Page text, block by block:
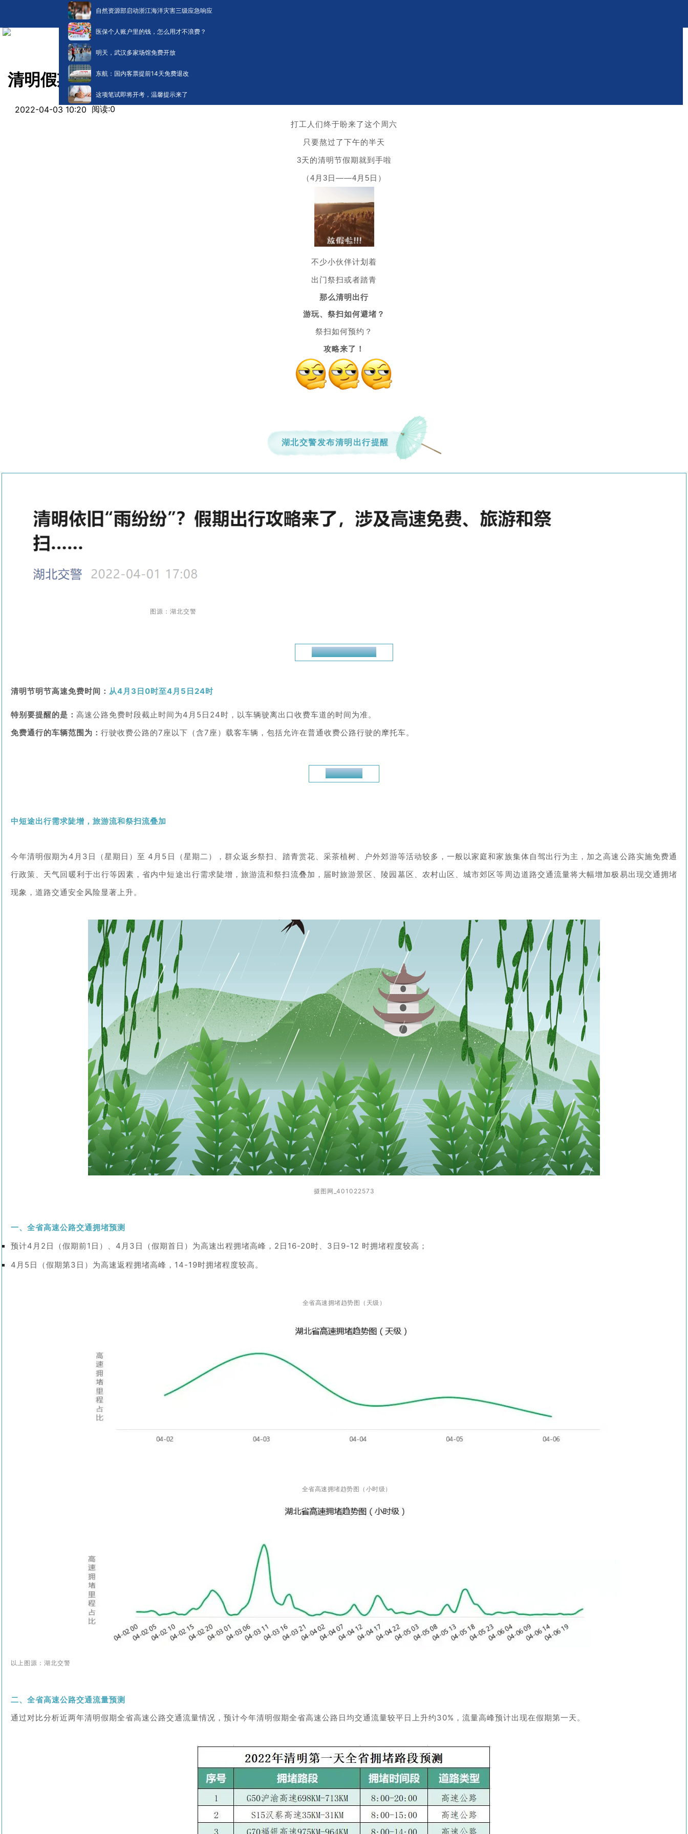
自然资源部启动浙江海洋灾害三级应急响应
医保个人账户里的钱，怎么用才不浪费？
明天，武汉多家场馆免费开放
东航：国内客票提前14天免费退改
这项笔试即将开考，温馨提示来了
清明假期“避堵”攻略来了！
2022-04-03 10:20 阅读:0
打工人们终于盼来了这个周六
只要熬过了下午的半天
3天的清明节假期就到手啦
（4月3日——4月5日）
不少小伙伴计划着
出门祭扫或者踏青
那么清明出行
游玩、祭扫如何避堵？
祭扫如何预约？
攻略来了！
湖北交警发布清明出行提醒
图源：湖北交警
清明节高速免费
清明节明节高速免费时间： 从4月3日0时至4月5日24时
特别要提醒的是： 高速公路免费时段截止时间为4月5日24时，以车辆驶离出口收费车道的时间为准。
免费通行的车辆范围为： 行驶收费公路的7座以下（含7座）载客车辆，包括允许在普通收费公路行驶的摩托车。
通行预判
中短途出行需求陡增， 旅游流和祭扫流叠加
今年清明假期为4月3日（星期日）至 4月5日（星期二），群众返乡祭扫、踏青赏花、采茶植树、户外郊游等活动较多，一般以家庭和家族集体自驾出行为主，加之高速公路实施免费通
行政策、天气回暖利于出行等因素，省内中短途出行需求陡增，旅游流和祭扫流叠加，届时旅游景区、陵园墓区、农村山区、城市郊区等周边道路交通流量将大幅增加极易出现交通拥堵
现象，道路交通安全风险显著上升。
摄图网_401022573
一、全省高速公路交通拥堵预测
预计4月2日（假期前1日）、4月3日（假期首日）为高速出程拥堵高峰，2日16-20时、3日9-12 时拥堵程度较高；
4月5日
（假期第3日）为高速返程拥堵高峰，14-19时拥堵程度较高。
全省高速拥堵趋势图（天级）
全省高速拥堵趋势图（小时级）
以上图源： 湖北交警
二、全省高速公路交通流量预测
通过对比分析近两年清明假期全省高速公路交通流量情况，预计今年清明假期全省高速公路日均交通流量较平日上升约30%，流量高峰预计出现在假期第一天。